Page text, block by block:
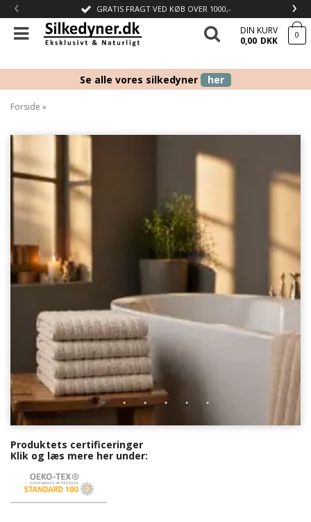
GRATIS FRAGT VED KØB OVER 1000,-
‹ ›
DIN KURV
0,00 DKK 0
Se alle vores silkedyner her
Forside »
Produktets certificeringer
Klik og læs mere her under: